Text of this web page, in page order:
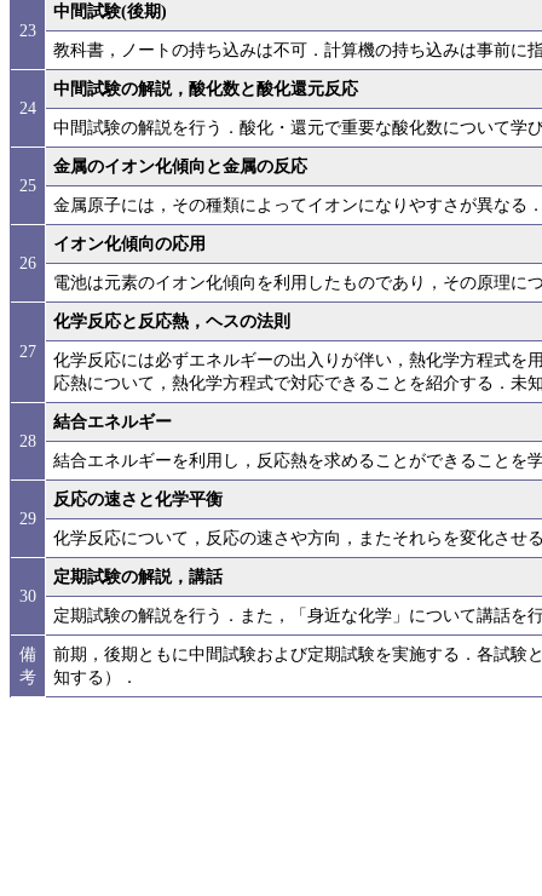
23
中間試験(後期)
教科書，ノートの持ち込みは不可．計算機の持ち込みは事前に
24
中間試験の解説，酸化数と酸化還元反応
中間試験の解説を行う．酸化・還元で重要な酸化数について学
25
金属のイオン化傾向と金属の反応
金属原子には，その種類によってイオンになりやすさが異なる
26
イオン化傾向の応用
電池は元素のイオン化傾向を利用したものであり，その原理に
27
化学反応と反応熱，ヘスの法則
化学反応には必ずエネルギーの出入りが伴い，熱化学方程式を
応熱について，熱化学方程式で対応できることを紹介する．未
28
結合エネルギー
結合エネルギーを利用し，反応熱を求めることができることを
29
反応の速さと化学平衡
化学反応について，反応の速さや方向，またそれらを変化させ
30
定期試験の解説，講話
定期試験の解説を行う．また，「身近な化学」について講話を
備
考
前期，後期ともに中間試験および定期試験を実施する．各試験
知する）．